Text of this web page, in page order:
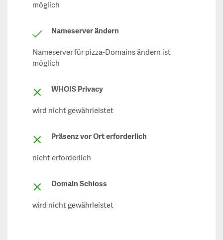
möglich
Nameserver ändern
Nameserver für pizza-Domains ändern ist
möglich
WHOIS Privacy
wird nicht gewährleistet
Präsenz vor Ort erforderlich
nicht erforderlich
Domain Schloss
wird nicht gewährleistet